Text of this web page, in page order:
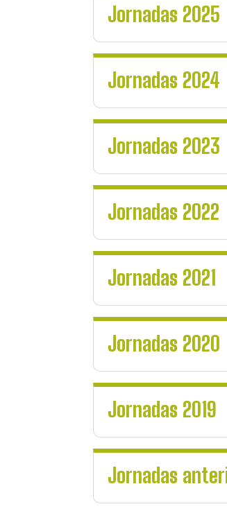
Jornadas 2025
Jornadas 2024
Jornadas 2023
Jornadas 2022
Jornadas 2021
Jornadas 2020
Jornadas 2019
Jornadas